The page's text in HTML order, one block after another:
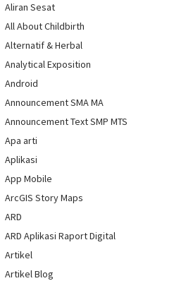
Aliran Sesat
All About Childbirth
Alternatif & Herbal
Analytical Exposition
Android
Announcement SMA MA
Announcement Text SMP MTS
Apa arti
Aplikasi
App Mobile
ArcGIS Story Maps
ARD
ARD Aplikasi Raport Digital
Artikel
Artikel Blog